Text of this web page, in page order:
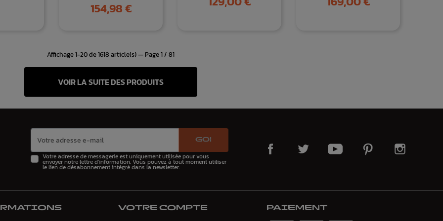
Prix
154,98 €
Affichage 1-20 de 1618 article(s) — Page 1 / 81
VOIR LA SUITE DES PRODUITS
GO!
Votre adresse de messagerie est uniquement utilisée pour vous
envoyer notre lettre d'information. Vous pouvez à tout moment utiliser
le lien de désabonnement intégré dans la newsletter.
VOTRE COMPTE PAIEMENT